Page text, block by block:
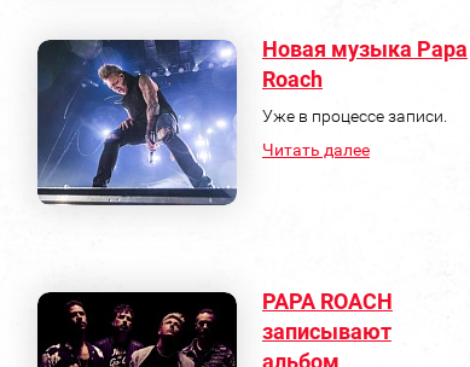
Новая музыка Papa
Roach
Уже в процессе записи.
Читать далее
PAPA ROACH
записывают
альбом